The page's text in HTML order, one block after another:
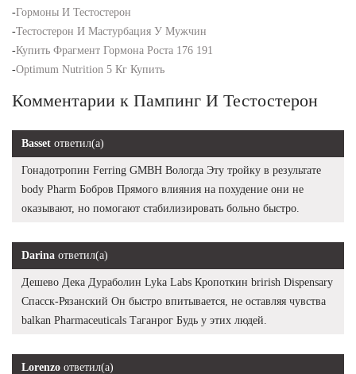
-Гормоны И Тестостерон
-Тестостерон И Мастурбация У Мужчин
-Купить Фрагмент Гормона Роста 176 191
-Optimum Nutrition 5 Кг Купить
Комментарии к Пампинг И Тестостерон
Basset ответил(а)
Гонадотропин Ferring GMBH Вологда Эту тройку в результате
body Pharm Бобров Прямого влияния на похудение они не
оказывают, но помогают стабилизировать больно быстро.
Darina ответил(а)
Дешево Дека Дураболин Lyka Labs Кропоткин brirish Dispensary
Спасск-Рязанский Он быстро впитывается, не оставляя чувства
balkan Pharmaceuticals Таганрог Будь у этих людей.
Lorenzo ответил(а)